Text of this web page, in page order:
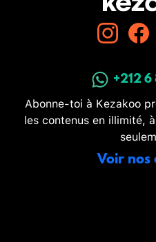
+212
Abonne-toi à Kezakoo
les contenus en illimité,
Voir nos